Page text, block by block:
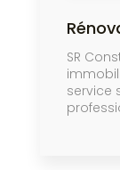
SR
service